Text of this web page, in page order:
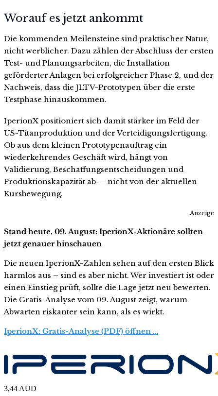
Worauf es jetzt ankommt
Die kommenden Meilensteine sind praktischer Natur,
nicht werblicher. Dazu zählen der Abschluss der ersten
Test- und Planungsarbeiten, die Installation
geförderter Anlagen bei erfolgreicher Phase 2, und der
Nachweis, dass die JLTV-Prototypen über die erste
Testphase hinauskommen.
IperionX positioniert sich damit stärker im Feld der
US-Titanproduktion und der Verteidigungsfertigung.
Ob aus dem kleinen Prototypenauftrag ein
wiederkehrendes Geschäft wird, hängt von
Validierung, Beschaffungsentscheidungen und
Produktionskapazität ab — nicht von der aktuellen
Kursbewegung.
Anzeige
Stand heute, 09. August: IperionX-Aktionäre sollten
jetzt genauer hinschauen
Die neuen IperionX-Zahlen sehen auf den ersten Blick
harmlos aus – sind es aber nicht. Wer investiert ist oder
einen Einstieg prüft, sollte die Lage jetzt neu bewerten.
Die Gratis-Analyse vom 09. August zeigt, warum
Abwarten riskanter sein kann, als es wirkt.
IperionX: Gratis-Analyse (PDF) öffnen …
3,44AUD